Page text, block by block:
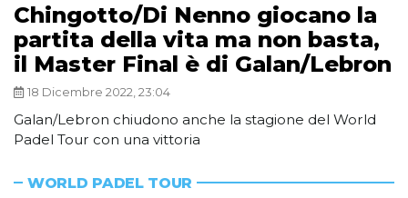
Chingotto/Di Nenno giocano la
partita della vita ma non basta,
il Master Final è di Galan/Lebron
18 Dicembre 2022, 23:04
Galan/Lebron chiudono anche la stagione del World
Padel Tour con una vittoria
WORLD PADEL TOUR